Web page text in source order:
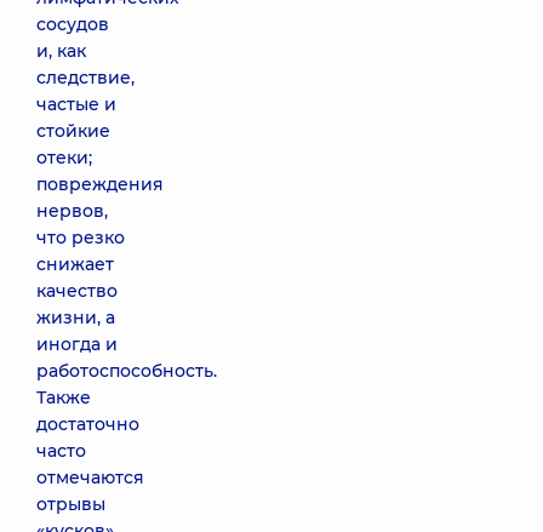
сосудов
и, как
следствие,
частые и
стойкие
отеки;
повреждения
нервов,
что резко
снижает
качество
жизни, а
иногда и
работоспособность.
Также
достаточно
часто
отмечаются
отрывы